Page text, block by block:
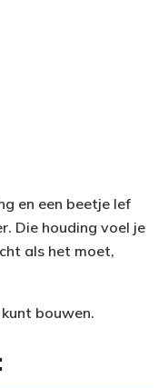
en een beetje lef
Die houding voel je
als het moet,
bouwen.